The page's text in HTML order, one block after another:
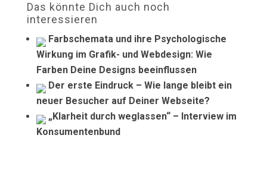
Das könnte Dich auch noch
interessieren
Farbschemata und ihre Psychologische
Wirkung im Grafik- und Webdesign: Wie
Farben Deine Designs beeinflussen
Der erste Eindruck – Wie lange bleibt ein
neuer Besucher auf Deiner Webseite?
„Klarheit durch weglassen“ – Interview im
Konsumentenbund